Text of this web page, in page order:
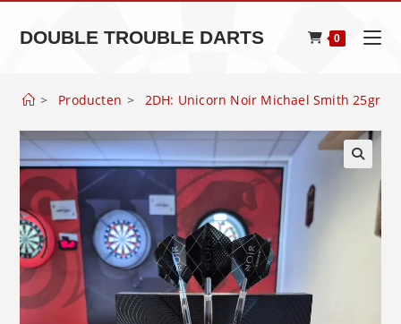
naarDOUBLE TROUBLE DARTS 0
> Producten > 2DH: Unicorn Noir Michael Smith 25gr